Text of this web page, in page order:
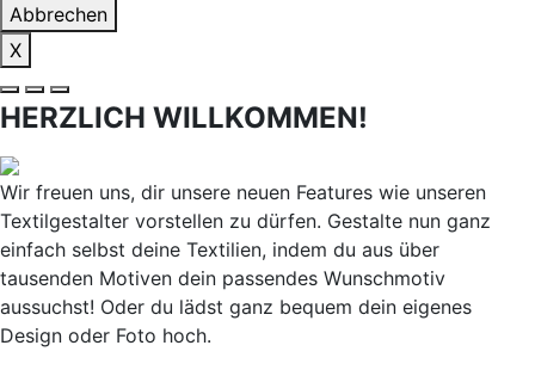
Abbrechen
X
HERZLICH WILLKOMMEN!
Wir freuen uns, dir unsere neuen Features wie unseren
Textilgestalter vorstellen zu dürfen. Gestalte nun ganz
einfach selbst deine Textilien, indem du aus über
tausenden Motiven dein passendes Wunschmotiv
aussuchst! Oder du lädst ganz bequem dein eigenes
Design oder Foto hoch.